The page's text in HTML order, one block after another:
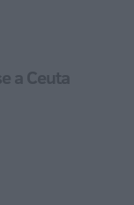
a Ceuta